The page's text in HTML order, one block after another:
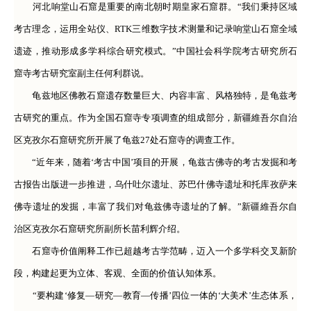
河北响堂山石窟是重要的南北朝时期皇家石窟群。“我们秉持区域
考古理念，运用全站仪、RTK三维数字技术测量和记录响堂山石窟全域
遗迹，推动形成多学科综合研究模式。”中国社会科学院考古研究所石
窟寺考古研究室副主任何利群说。
龟兹地区佛教石窟遗存数量巨大、内容丰富、风格独特，是龟兹考
古研究的重点。作为全国石窟寺专项调查的组成部分，新疆維吾尔自治
区克孜尔石窟研究所开展了龟兹27处石窟寺的调查工作。
“近年来，随着‘考古中国’项目的开展，龟兹古佛寺的考古发掘和考
古报告出版进一步推进，乌什吐尔遗址、苏巴什佛寺遗址和托库孜萨来
佛寺遗址的发掘，丰富了我们对龟兹佛寺遗址的了解。”新疆維吾尔自
治区克孜尔石窟研究所副所长苗利辉介绍。
石窟寺价值阐释工作已超越考古学范畴，迈入一个多学科交叉新阶
段，构建起更为立体、客观、全面的价值认知体系。
“要构建‘修复—研究—教育—传播’四位一体的‘大美术’生态体系，